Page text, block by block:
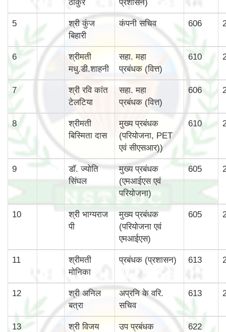
ठाकुर
प्रशासन)
5
श्री कुंज
बिहारी
कंपनी सचिव 606
6
श्रीमती
मधु.डी.शाहनी
सहा. महा
प्रबंधक (वित्त)
610
7
श्री रवि कांत
टेलटिया
सहा. महा
प्रबंधक (वित्त)
606
8
श्रीमती
बिस्‍मिता दास
मुख्‍य प्रबंधक
(परियोजना, PET
एवं सीएसआर))
610
9
डॉ. ज्योति
सिंघल
मुख्‍य प्रबंधक
(एमआईएस एवं
परियोजना)
605
10
श्री भाग्‍यराज
पी
मुख्‍य प्रबंधक
(परियोजना एवं
एमआईएस)
605
11
श्रीमती
मोनिका
प्रबंधक (प्रशासन) 613
12
श्री अनिल
बत्रा
अप्रनि के वरि.
सचिव
613
13
श्री विजय
उप प्रबंधक 622